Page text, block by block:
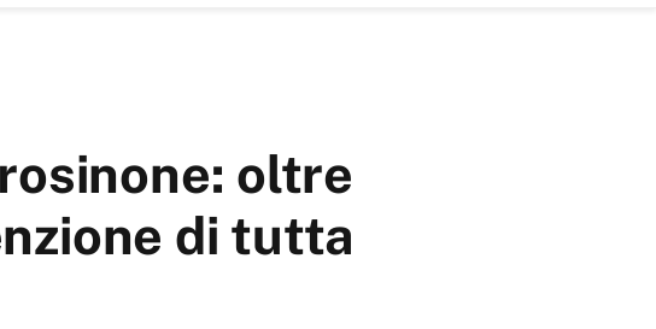
oltre
di tutta